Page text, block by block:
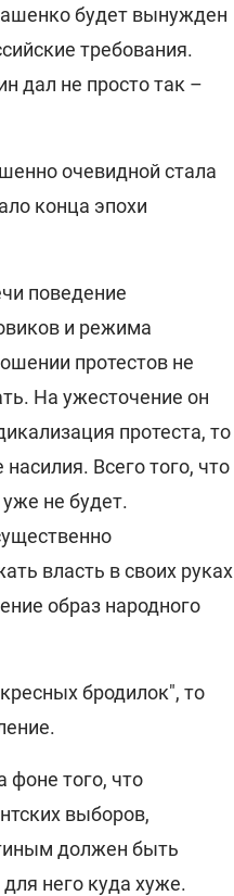
будет вынужден
требования.
дал не просто так –
очевидной стала
конца эпохи
поведение
и режима
протестов не
На ужесточение он
протеста, то
Всего того, что
не будет.
власть в своих руках
образ народного
бродилок", то
того, что
выборов,
должен быть
него куда хуже.